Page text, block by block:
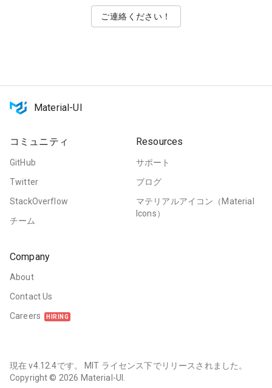
ご連絡ください！
Material-UI
コミュニティ
GitHub
Twitter
StackOverflow
チーム
Resources
サポート
ブログ
マテリアルアイコン（Material
Icons）
Company
About
Contact Us
Careers
HIRING
現在v4.12.4です。 MIT ライセンス下でリリースされました。
Copyright © 2026 Material-UI.